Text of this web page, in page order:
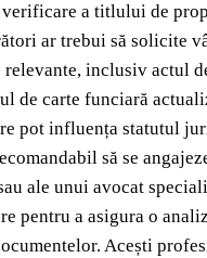
verificare a titlului de
ar trebui să solicite
relevante, inclusiv actul
de carte funciară
pot influența statutul
să se
ale unui avocat
pentru a asigura o
Acești